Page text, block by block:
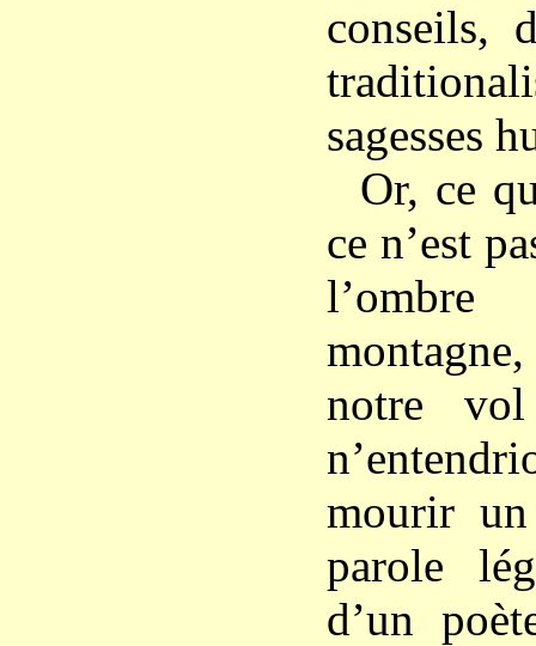
conseils,
sagesses
Or, ce
ce n’est
notre
mourir
parole
d’un